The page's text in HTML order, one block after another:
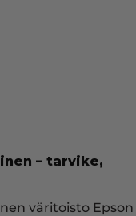
– tarvike,
väritoisto Epson